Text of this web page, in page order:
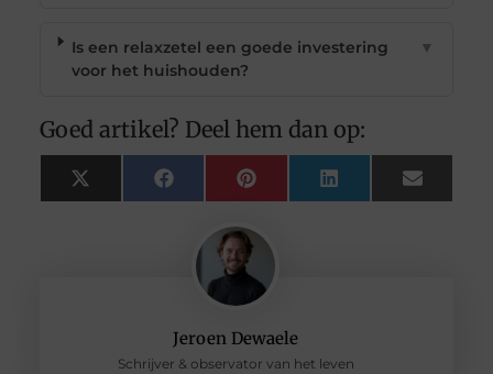
Jeroen Dewaele
Schrijver & observator van het leven
Is een relaxzetel een goede investering
voor het huishouden?
▼
Goed artikel? Deel hem dan op:
X
(Twitter)
FacebookPinterest LinkedIn Email